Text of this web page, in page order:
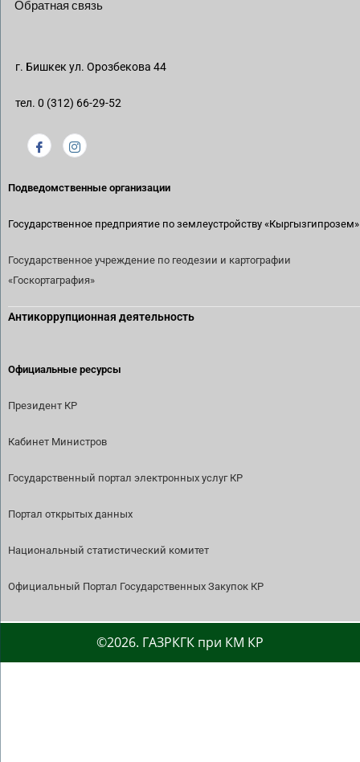
Обратная связь
г. Бишкек ул. Орозбекова 44
тел. 0 (312) 66-29-52
Подведомственные организации
Государственное предприятие по землеустройству «Кыргызгипрозем»
Государственное учреждение по геодезии и картографии
«Госкортаграфия»
Антикоррупционная деятельность
Официальные ресурсы
Президент КР
Кабинет Министров
Государственный портал электронных услуг КР
Портал открытых данных
Национальный статистический комитет
Официальный Портал Государственных Закупок КР
©2026. ГАЗРКГК при КМ КР